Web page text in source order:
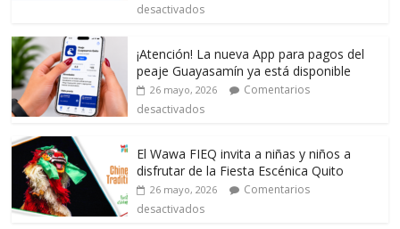
desactivados
¡Atención! La nueva App para pagos del
peaje Guayasamín ya está disponible
26 mayo, 2026
Comentarios
desactivados
El Wawa FIEQ invita a niñas y niños a
disfrutar de la Fiesta Escénica Quito
26 mayo, 2026
Comentarios
desactivados